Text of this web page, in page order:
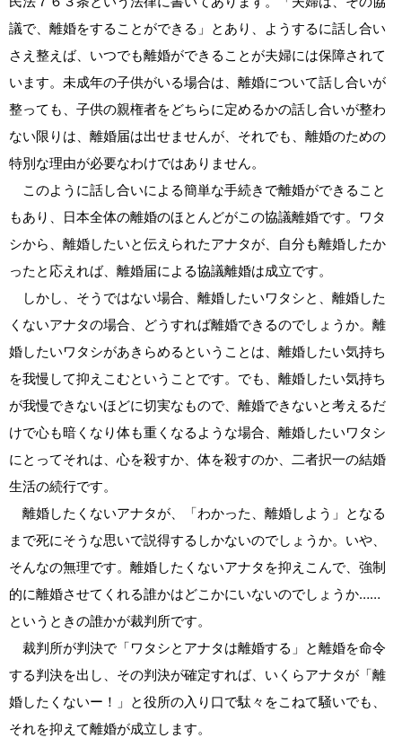
議で、離婚をすることができる」とあり、ようするに話し合い
さえ整えば、いつでも離婚ができることが夫婦には保障されて
います。未成年の子供がいる場合は、離婚について話し合いが
整っても、子供の親権者をどちらに定めるかの話し合いが整わ
ない限りは、離婚届は出せませんが、それでも、離婚のための
特別な理由が必要なわけではありません。
このように話し合いによる簡単な手続きで離婚ができること
もあり、日本全体の離婚のほとんどがこの協議離婚です。ワタ
シから、離婚したいと伝えられたアナタが、自分も離婚したか
ったと応えれば、離婚届による協議離婚は成立です。
しかし、そうではない場合、離婚したいワタシと、離婚した
くないアナタの場合、どうすれば離婚できるのでしょうか。離
婚したいワタシがあきらめるということは、離婚したい気持ち
を我慢して抑えこむということです。でも、離婚したい気持ち
が我慢できないほどに切実なもので、離婚できないと考えるだ
けで心も暗くなり体も重くなるような場合、離婚したいワタシ
にとってそれは、心を殺すか、体を殺すのか、二者択一の結婚
生活の続行です。
離婚したくないアナタが、「わかった、離婚しよう」となる
まで死にそうな思いで説得するしかないのでしょうか。いや、
そんなの無理です。離婚したくないアナタを抑えこんで、強制
的に離婚させてくれる誰かはどこかにいないのでしょうか……
というときの誰かが裁判所です。
裁判所が判決で「ワタシとアナタは離婚する」と離婚を命令
する判決を出し、その判決が確定すれば、いくらアナタが「離
婚したくないー！」と役所の入り口で駄々をこねて騒いでも、
それを抑えて離婚が成立します。